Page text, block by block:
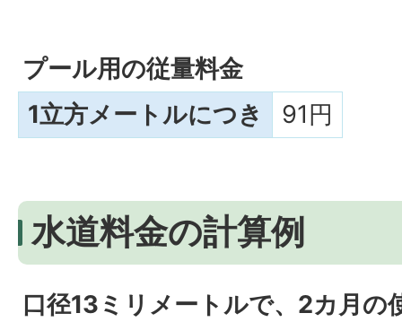
プール用の従量料金
1立方メートルにつき
91円
水道料金の計算例
口径13ミリメートルで、2カ月の